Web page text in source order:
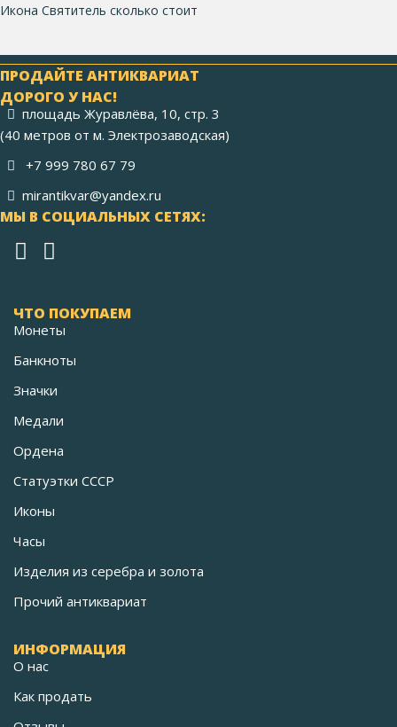
Икона Святитель сколько стоит
ПРОДАЙТЕ АНТИКВАРИАТ
ДОРОГО У НАС!
площадь Журавлёва, 10, стр. 3
(40 метров от м. Электрозаводская)
+7 999 780 67 79
mirantikvar@yandex.ru
МЫ В СОЦИАЛЬНЫХ СЕТЯХ:
ЧТО ПОКУПАЕМ
Монеты
Банкноты
Значки
Медали
Ордена
Статуэтки СССР
Иконы
Часы
Изделия из серебра и золота
Прочий антиквариат
ИНФОРМАЦИЯ
О нас
Как продать